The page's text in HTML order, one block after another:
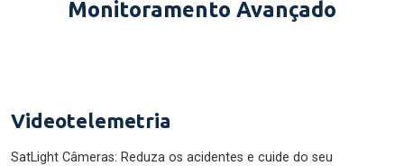
Monitoramento Avançado
Videotelemetria
SatLight Câmeras: Reduza os acidentes e cuide do seu